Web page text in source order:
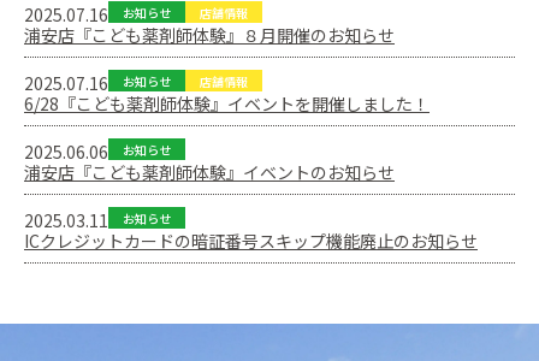
2025.07.16
お知らせ 店舗情報
浦安店『こども薬剤師体験』８月開催のお知らせ
2025.07.16
お知らせ 店舗情報
6/28『こども薬剤師体験』イベントを開催しました！
2025.06.06
お知らせ
浦安店『こども薬剤師体験』イベントのお知らせ
2025.03.11
お知らせ
ICクレジットカードの暗証番号スキップ機能廃止のお知らせ